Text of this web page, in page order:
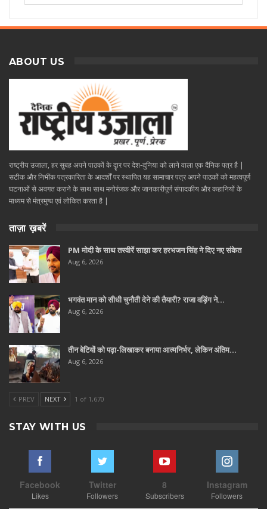
ABOUT US
राष्ट्रीय उजाला, हर सुबह अपने पाठकों के दॄार पर देश-दुनिया को लाने वाला एक दैनिक पत्र है |
सटीक और निभींक पत्रकारिता के आदर्शों पर स्थापित यह सामाचार पत्र अपने पाठकों को महत्वपूर्ण
घटनाओं से अवगत कराने के साथ साथ मनोरंजक और जानकारीपूर्ण संपादकीय और कहानियों के
माध्यम से मंत्रमुग्ध एवं लोकित करता है |
ताज़ा ख़बरें
PM मोदी के साथ तस्वीरें साझा कर हरभजन सिंह ने दिए नए संकेत
Aug 6, 2026
भगवंत मान को सीधी चुनौती देने की तैयारी? राजा वड़िंग ने…
Aug 6, 2026
तीन बेटियों को पढ़ा-लिखाकर बनाया आत्मनिर्भर, लेकिन अंतिम…
Aug 6, 2026
PREV NEXT 1 of 1,670
STAY WITH US
Facebook
Likes
Twitter
Followers
8
Subscribers
Instagram
Followers